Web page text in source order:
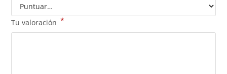
Tu valoración *